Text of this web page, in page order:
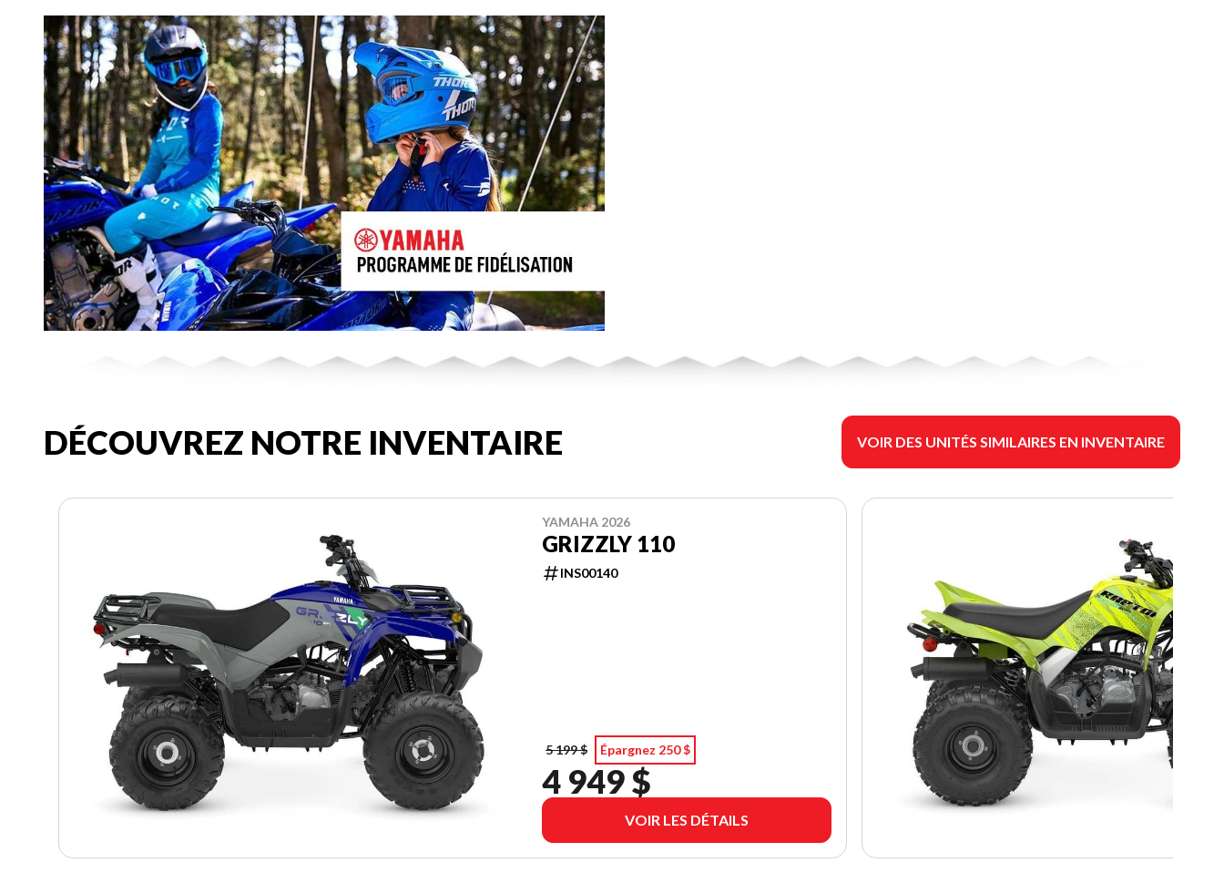
DÉCOUVREZ NOTRE INVENTAIRE VOIR DES UNITÉS SIMILAIRES EN INVENTAIRE
YAMAHA 2026
GRIZZLY 110
INS00140
5 199 $ Épargnez 250 $
4 949 $
VOIR LES DÉTAILS